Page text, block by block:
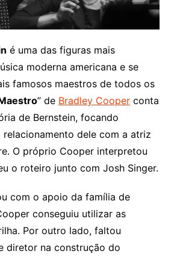
é uma das figuras mais
moderna americana e se
famosos maestros de todos os
” de Bradley Cooperconta
de Bernstein, focando
dele com a atriz
O próprio Cooper interpretou
o roteiro junto com Josh Singer.
com o apoio da família de
conseguiu utilizar as
Por outro lado, faltou
diretor na construção do